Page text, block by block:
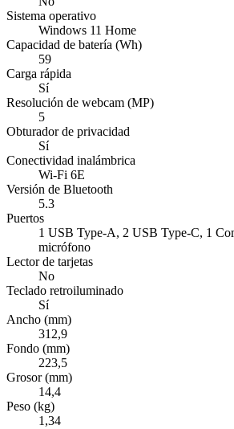
Sistema operativo
Windows 11 Home
Capacidad de batería (Wh)
59
Carga rápida
Sí
Resolución de webcam (MP)
5
Obturador de privacidad
Sí
Conectividad inalámbrica
Wi-Fi 6E
Versión de Bluetooth
5.3
Puertos
1 USB Type-A, 2 USB Type-C, 1
micrófono
Lector de tarjetas
No
Teclado retroiluminado
Sí
Ancho (mm)
312,9
Fondo (mm)
223,5
Grosor (mm)
14,4
Peso (kg)
1,34